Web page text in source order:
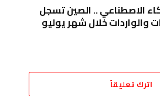
الاصطناعي .. الصين تسجل
والواردات خلال شهر يوليو
اترك تعليقاً